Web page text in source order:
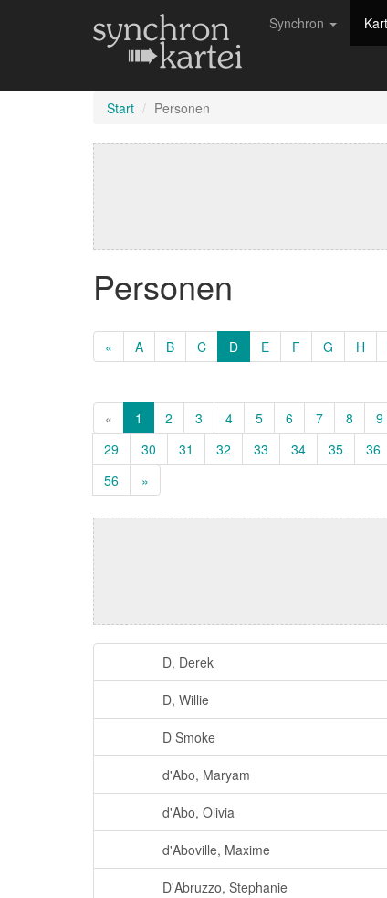
Synchron
Start Personen
Personen
« A B C D E F G H
« 1 2 3 4 5 6 7 8 9
29
30 31 32 33 34 35 36
56
»
D, Derek
D, Willie
D Smoke
d'Abo, Maryam
d'Abo, Olivia
d'Aboville, Maxime
D'Abruzzo, Stephanie